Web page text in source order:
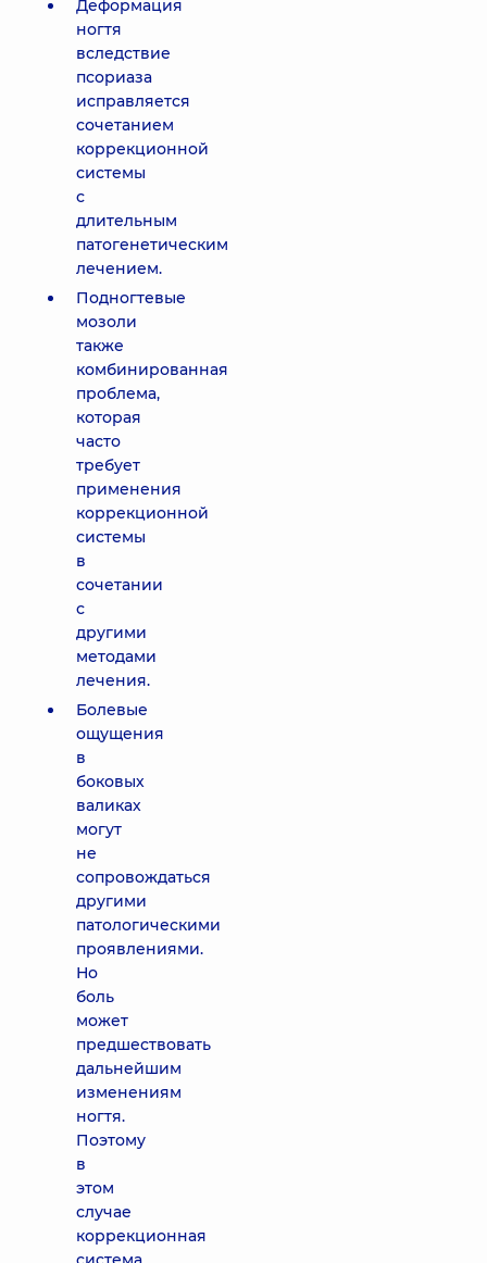
Деформация
ногтя
вследствие
псориаза
исправляется
сочетанием
коррекционной
системы
с
длительным
патогенетическим
лечением.
Подногтевые
мозоли
также
комбинированная
проблема,
которая
часто
требует
применения
коррекционной
системы
в
сочетании
с
другими
методами
лечения.
Болевые
ощущения
в
боковых
валиках
могут
не
сопровождаться
другими
патологическими
проявлениями.
Но
боль
может
предшествовать
дальнейшим
изменениям
ногтя.
Поэтому
в
этом
случае
коррекционная